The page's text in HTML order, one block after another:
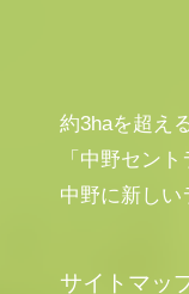
約3haを超え
「中野セン
中野に新しい
サイトマッ